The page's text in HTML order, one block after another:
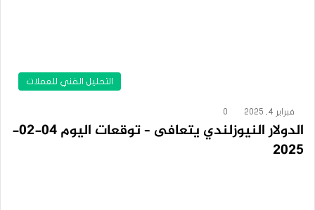
التحليل الفني للعملات
فبراير 4, 2025 0
الدولار النيوزلندي يتعافى – توقعات اليوم 04-02-
2025